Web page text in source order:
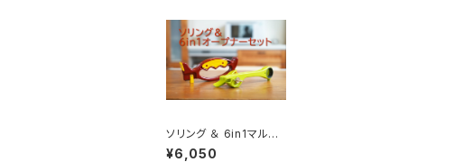
ソリング ＆ 6in1マルチ
オープナー
¥6,050